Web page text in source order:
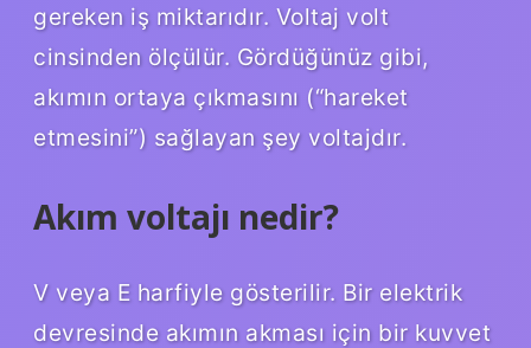
gereken iş miktarıdır. Voltaj volt
cinsinden ölçülür. Gördüğünüz gibi,
akımın ortaya çıkmasını (“hareket
etmesini”) sağlayan şey voltajdır.
Akım voltajı nedir?
V veya E harfiyle gösterilir. Bir elektrik
devresinde akımın akması için bir kuvvet